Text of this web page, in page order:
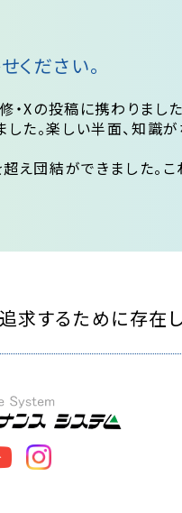
ください。
・Xの投稿に携わりました
た。楽しい半面、知識
え団結ができました。
追求するために存在